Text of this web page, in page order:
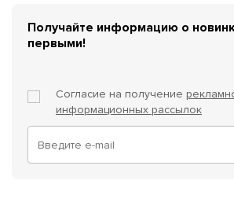
Получайте информацию о
первыми!
Согласие на получение
информационных рассылок